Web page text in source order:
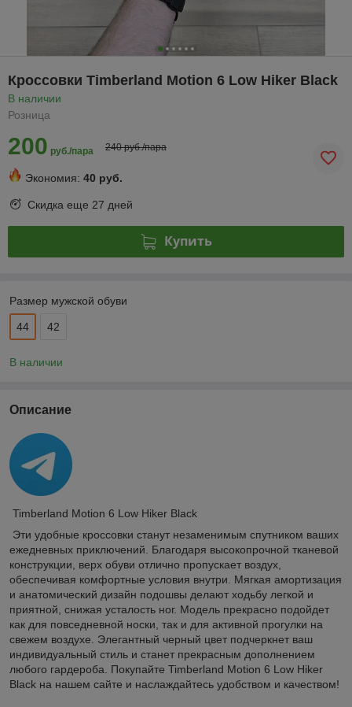
Кроссовки Timberland Motion 6 Low Hiker Black
В наличии
Розница
200 руб./пара 240 руб./пара
Экономия: 40 руб.
Скидка еще 27 дней
Купить
Размер мужской обуви
44 42
В наличии
Описание
Timberland Motion 6 Low Hiker Black
Эти удобные кроссовки станут незаменимым спутником ваших
ежедневных приключений. Благодаря высокопрочной тканевой
конструкции, верх обуви отлично пропускает воздух,
обеспечивая комфортные условия внутри. Мягкая амортизация
и анатомический дизайн подошвы делают ходьбу легкой и
приятной, снижая усталость ног. Модель прекрасно подойдет
как для повседневной носки, так и для активной прогулки на
свежем воздухе. Элегантный черный цвет подчеркнет ваш
индивидуальный стиль и станет прекрасным дополнением
любого гардероба. Покупайте Timberland Motion 6 Low Hiker
Black на нашем сайте и наслаждайтесь удобством и качеством!